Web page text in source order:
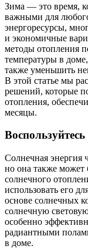
Зима — это время,
важными для
энергоресурсы,
и экономичные
методы отопления
температуры в
также уменьшить
В этой статье мы
решений, которые
отопления,
месяцы.
Солнечная энергия
но она также может
солнечного
использовать его
основе солнечных
солнечную
особенно
радиантными
в доме.